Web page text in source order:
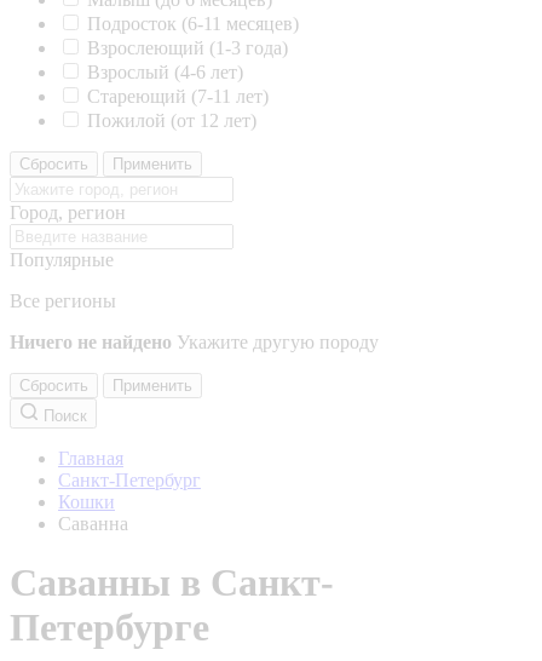
Подросток (6-11 месяцев)
Взрослеющий (1-3 года)
Взрослый (4-6 лет)
Стареющий (7-11 лет)
Пожилой (от 12 лет)
Сбросить Применить
Город, регион
Популярные
Все регионы
Ничего не найдено Укажите другую породу
Сбросить
Применить
Поиск
Главная
Санкт-Петербург
Кошки
Саванна
Саванны в Санкт-
Петербурге